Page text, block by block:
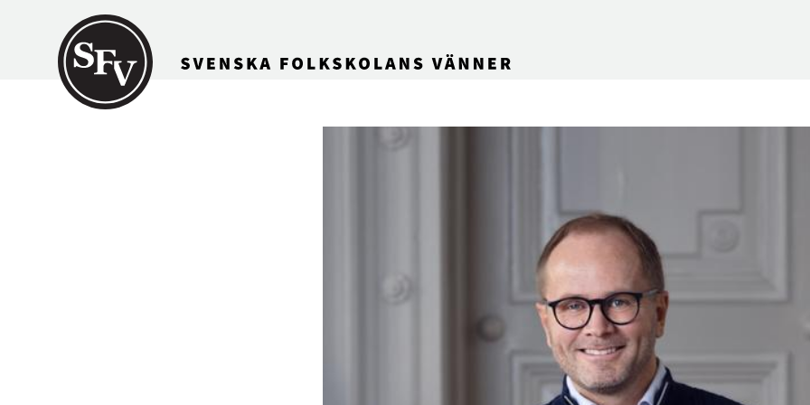
Gå till innehållet